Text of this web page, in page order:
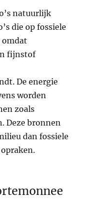
natuurlijk
die op fossiele
fijnstof
De energie
worden
zoals
Deze bronnen
dan fossiele